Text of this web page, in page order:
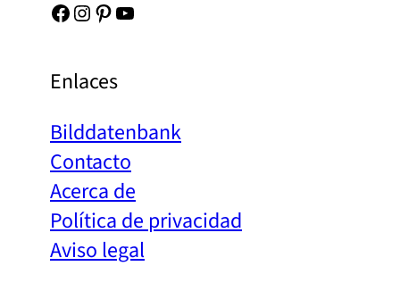
Facebook Instagram Pinterest YouTube
Enlaces
Bilddatenbank
Contacto
Acerca de
Política de privacidad
Aviso legal